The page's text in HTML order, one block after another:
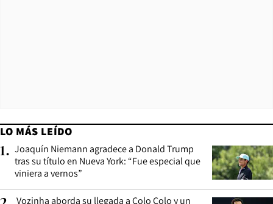
LO MÁS LEÍDO
1. Joaquín Niemann agradece a Donald Trump
tras su título en Nueva York: “Fue especial que
viniera a vernos”
Vozinha aborda su llegada a Colo Colo y un